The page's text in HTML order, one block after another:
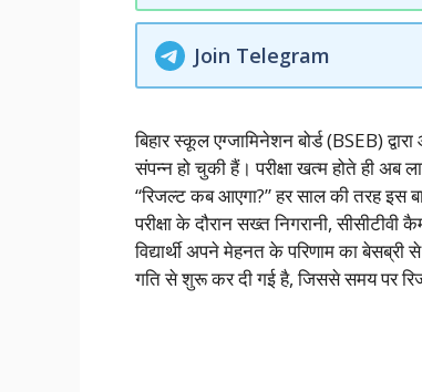
Join Telegram
बिहार स्कूल एग्जामिनेशन बोर्ड (BSEB)
संपन्न हो चुकी हैं। परीक्षा खत्म होते ही
“रिजल्ट कब आएगा?” हर साल की तरह इस
परीक्षा के दौरान सख्त निगरानी,
विद्यार्थी अपने मेहनत के परिणाम का बेसब्री
गति से शुरू कर दी गई है, जिससे समय पर